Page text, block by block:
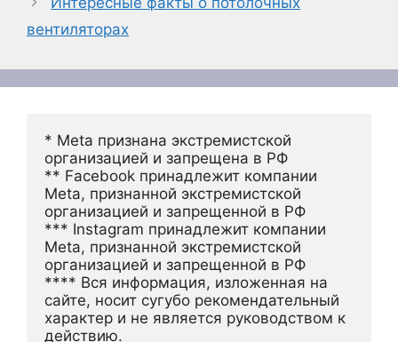
вентиляторах
* Meta признана экстремистской
организацией и запрещена в РФ
** Facebook принадлежит компании
Meta, признанной экстремистской
организацией и запрещенной в РФ
*** Instagram принадлежит компании
Meta, признанной экстремистской
организацией и запрещенной в РФ
**** Вся информация, изложенная на
сайте, носит сугубо рекомендательный
характер и не является руководством к
действию.